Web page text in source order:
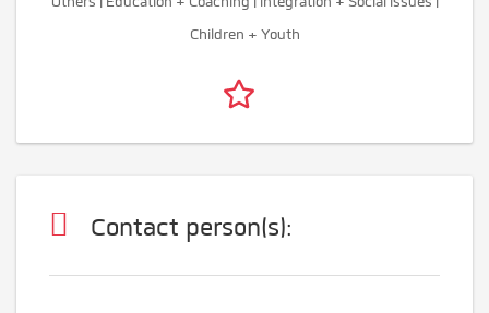
Children + Youth
Contact person(s):